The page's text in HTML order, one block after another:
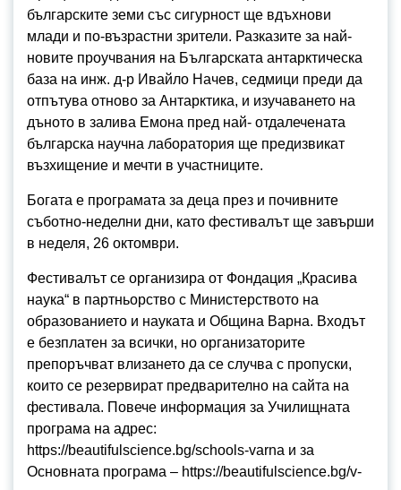
българските земи със сигурност ще вдъхнови
млади и по-възрастни зрители. Разказите за най-
новите проучвания на Българската антарктическа
база на инж. д-р Ивайло Начев, седмици преди да
отпътува отново за Антарктика, и изучаването на
дъното в залива Емона пред най- отдалечената
българска научна лаборатория ще предизвикат
възхищение и мечти в участниците.
Богата е програмата за деца през и почивните
съботно-неделни дни, като фестивалът ще завърши
в неделя, 26 октомври.
Фестивалът се организира от Фондация „Красива
наука“ в партньорство с Министерството на
образованието и науката и Община Варна. Входът
е безплатен за всички, но организаторите
препоръчват влизането да се случва с пропуски,
които се резервират предварително на сайта на
фестивала. Повече информация за Училищната
програма на адрес:
https://beautifulscience.bg/schools-varna и за
Основната програма – https://beautifulscience.bg/v-